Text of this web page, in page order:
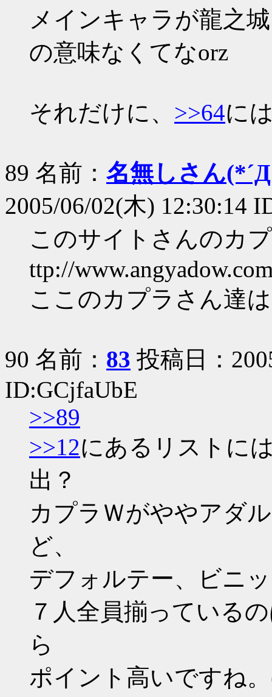
メインキャラが龍之
の意味なくてなorz
それだけに、 >>64に
89 名前： 名無しさん
2005/06/02(木) 12:30:14
このサイトさんのカ
ttp://
ここのカプラさん達
90 名前： 83 投稿日：
ID:GCjfaUbE
>>89
>>12にあるリストに
出？
カプラＷがややアダ
ど、
デフォルテー、ビニ
７人全員揃っている
ら
ポイント高いですね。